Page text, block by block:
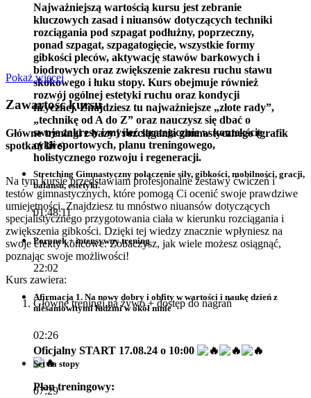
Najważniejszą wartością kursu jest zebranie
kluczowych zasad i niuansów dotyczących techniki
rozciągania pod szpagat podłużny, poprzeczny,
ponad szpagat, szpagatogięcie, wszystkie formy
gibkości pleców, aktywację stawów barkowych i
biodrowych oraz zwiększenie zakresu ruchu stawu
skokowego i łuku stopy. Kurs obejmuje również
rozwój ogólnej estetyki ruchu oraz kondycji
fizycznej. Znajdziesz tu najważniejsze „złote rady”,
„technikę od A do Z” oraz nauczysz się dbać o
swoje zakresy i myśleć strategicznie w kontekście
cykli sportowych, planu treningowego,
holistycznego rozwoju i regeneracji.
Na tym kursie przedstawiam profesjonalne zestawy ćwiczeń i
testów gimnastycznych, które pomogą Ci ocenić swoje prawdziwe
umiejętności. Znajdziesz tu mnóstwo niuansów dotyczących
specjalistycznego przygotowania ciała w kierunku rozciągania i
zwiększenia gibkości. Dzięki tej wiedzy znacznie wpłyniesz na
swoje efekty końcowe. Zobaczysz, jak wiele możesz osiągnąć,
poznając swoje możliwości!
Kurs zawiera:
Główne treningi na żywo + dostęp do nagrań
Oficjalny START 17.08.24 o 10:00
Plan treningowy:
Pokaż więcej
Zawartość kursu
Główne treningi z bazy i rozciągania gimnastycznego (grafik
spotkań live)
Stretching Gimnastyczny połączenie siły, gibkości, mobilności, gracji,
balansu, estetyki.
01:48:11
Poranek + intensywny trening
22:02
Afirmacja 1. Na nowy dobry i obfity w wartości i naukę dzień z
niesamowitymi ludźmi w okół mnie
02:26
Set na stopy
07:29